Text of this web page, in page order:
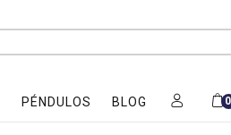
PÉNDULOS BLOG 0